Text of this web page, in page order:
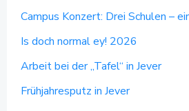
Campus Konzert: Drei Schulen –
Is doch normal ey! 2026
Arbeit bei der „Tafel“ in Jever
Frühjahresputz in Jever